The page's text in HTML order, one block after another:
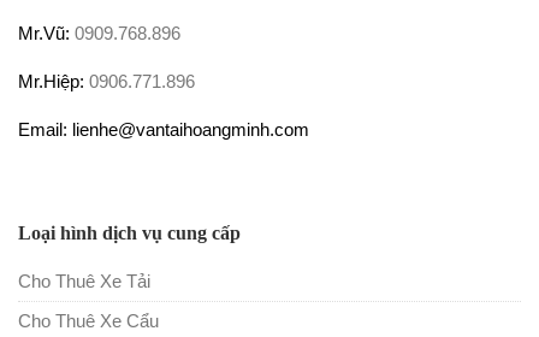
Mr.Vũ: 0909.768.896
Mr.Hiệp: 0906.771.896
Email: lienhe@vantaihoangminh.com
Loại hình dịch vụ cung cấp
Cho Thuê Xe Tải
Cho Thuê Xe Cẩu